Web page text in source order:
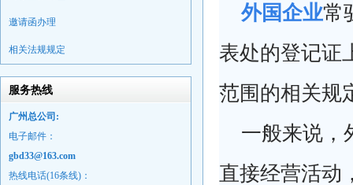
邀请函办理
相关法规规定
服务热线
广州总公司:
电子邮件：
gbd33@163.com
热线电话(16条线)：
外国企业常
表处的登记证
范围的相关规
一般来说，
直接经营活动